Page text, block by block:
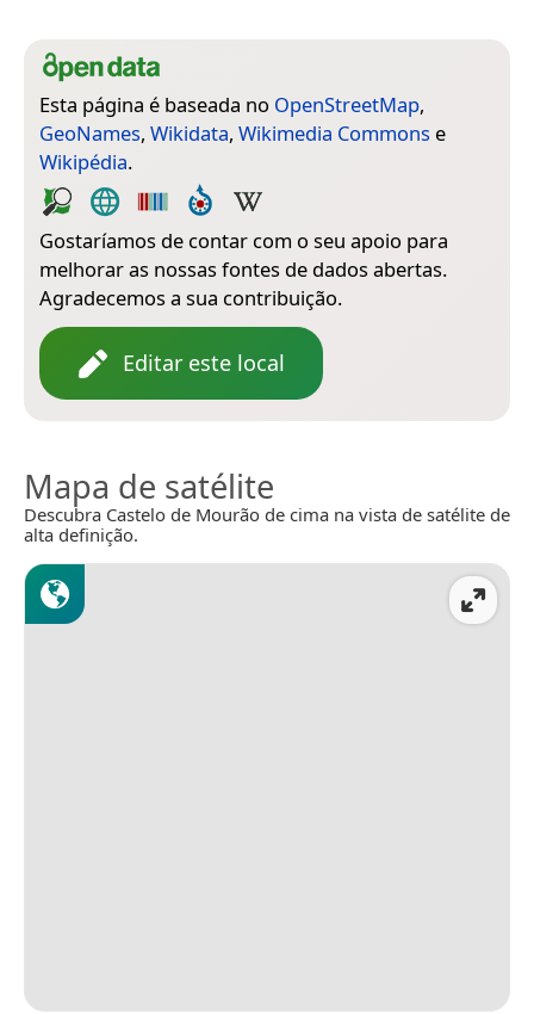
Esta página é baseada no OpenStreetMap,
GeoNames, Wikidata, Wikimedia Commons e
Wikipédia.
Gostaríamos de contar com o seu apoio para
melhorar as nossas fontes de dados abertas.
Agradecemos a sua contribuição.
Editar este local
Mapa de satélite
Descubra Castelo de Mourão de cima na vista de satélite de
alta definição.